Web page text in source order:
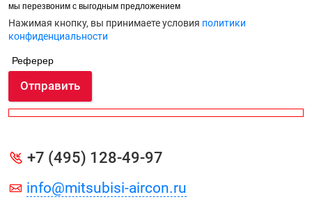
мы перезвоним с выгодным предложением
Нажимая кнопку, вы принимаете условия политики
конфиденциальности
Реферер
Отправить
+7 (495) 128-49-97
info@mitsubisi-aircon.ru